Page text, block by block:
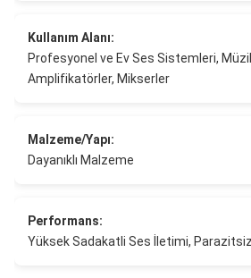
Kullanım Alanı:
Profesyonel ve Ev Ses Sistemleri,
Amplifikatörler, Mikserler
Malzeme/Yapı:
Dayanıklı Malzeme
Performans:
Yüksek Sadakatli Ses İletimi, Parazitsiz